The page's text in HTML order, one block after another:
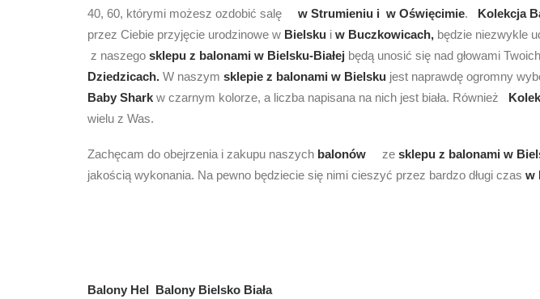
40, 60, którymi możesz ozdobić salę w Strumieniu i w Oświęcimie. Kolekcja
przez Ciebie przyjęcie urodzinowe w Bielsku i w Buczkowicach, będzie niezwykle
z naszego sklepu z balonami w Bielsku-Białej będą unosić się nad głowami
Dziedzicach. W naszym sklepie z balonami w Bielsku jest naprawdę ogromny
Baby Shark w czarnym kolorze, a liczba napisana na nich jest biała. Również
wielu z Was.
Zachęcam do obejrzenia i zakupu naszych balonów ze sklepu z balonami w
jakością wykonania. Na pewno będziecie się nimi cieszyć przez bardzo długi czas w
Balony Hel Balony Bielsko Biała